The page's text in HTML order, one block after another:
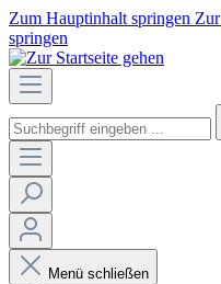
Zum Hauptinhalt springen
springen
Menü schließen